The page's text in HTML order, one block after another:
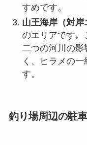
すめです。
山王海岸（対岸
のエリアです。
二つの河川の影
く、ヒラメの
す。
釣り場周辺の駐